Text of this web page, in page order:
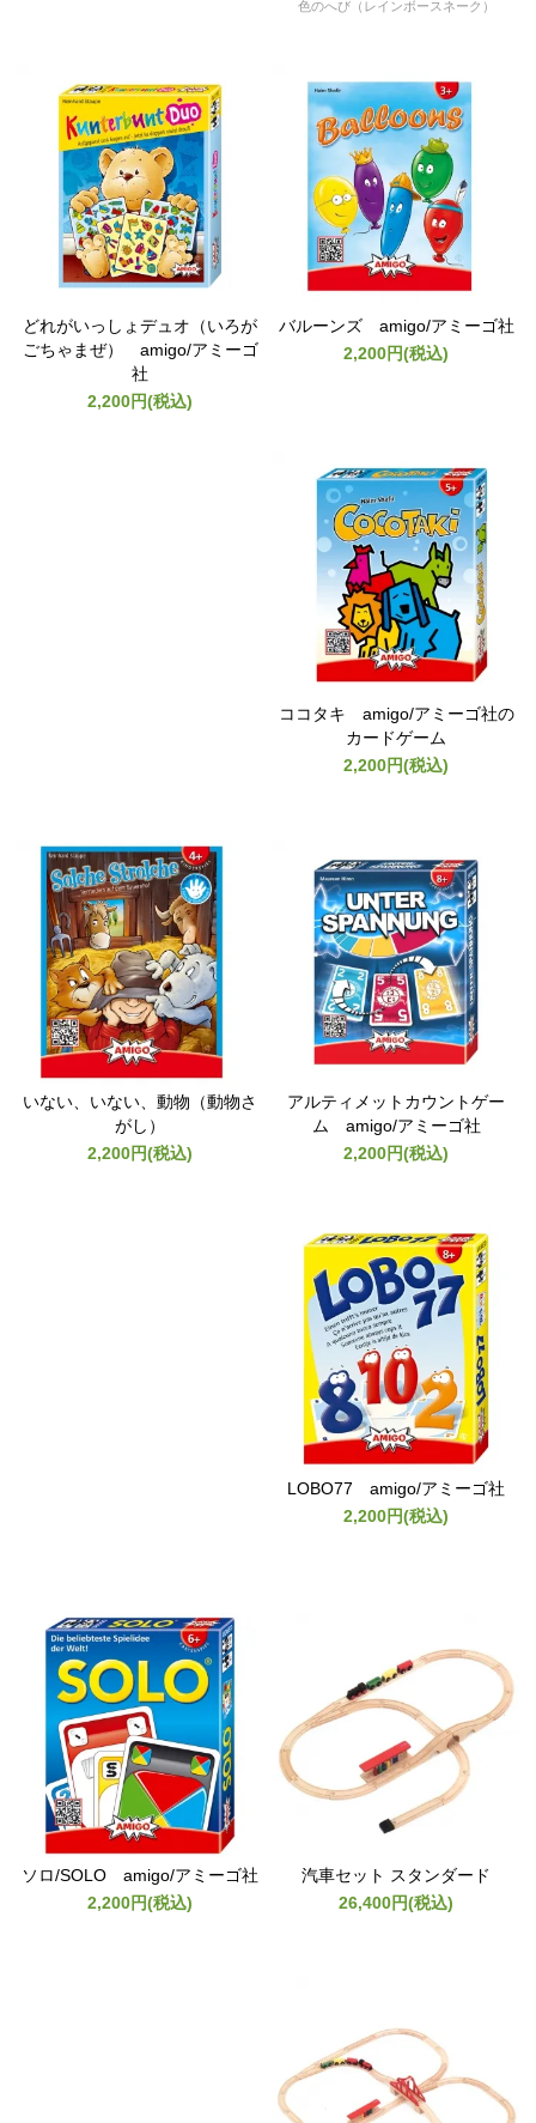
色のへび（レインボースネーク）
どれがいっしょデュオ（いろが
ごちゃまぜ） amigo/アミーゴ
社
2,200円(税込)
バルーンズ amigo/アミーゴ社
2,200円(税込)
ココタキ amigo/アミーゴ社の
カードゲーム
2,200円(税込)
いない、いない、動物（動物さ
がし）
2,200円(税込)
アルティメットカウントゲー
ム amigo/アミーゴ社
2,200円(税込)
LOBO77 amigo/アミーゴ社
2,200円(税込)
ソロ/SOLO amigo/アミーゴ社
2,200円(税込)
汽車セット スタンダード
26,400円(税込)